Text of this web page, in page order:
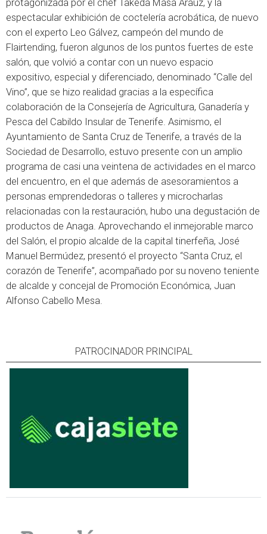
protagonizada por el chef Takeda Masa Arauz, y la
espectacular exhibición de coctelería acrobática, de nuevo
con el experto Leo Gálvez, campeón del mundo de
Flairtending, fueron algunos de los puntos fuertes de este
salón, que volvió a contar con un nuevo espacio
expositivo, especial y diferenciado, denominado “Calle del
Vino”, que se hizo realidad gracias a la específica
colaboración de la Consejería de Agricultura, Ganadería y
Pesca del Cabildo Insular de Tenerife. Asimismo, el
Ayuntamiento de Santa Cruz de Tenerife, a través de la
Sociedad de Desarrollo, estuvo presente con un amplio
programa de casi una veintena de actividades en el marco
del encuentro, en el que además de asesoramientos a
personas emprendedoras o talleres y microcharlas
relacionadas con la restauración, hubo una degustación de
productos de Anaga. Aprovechando el inmejorable marco
del Salón, el propio alcalde de la capital tinerfeña, José
Manuel Bermúdez, presentó el proyecto “Santa Cruz, el
corazón de Tenerife”, acompañado por su noveno teniente
de alcalde y concejal de Promoción Económica, Juan
Alfonso Cabello Mesa.
PATROCINADOR PRINCIPAL